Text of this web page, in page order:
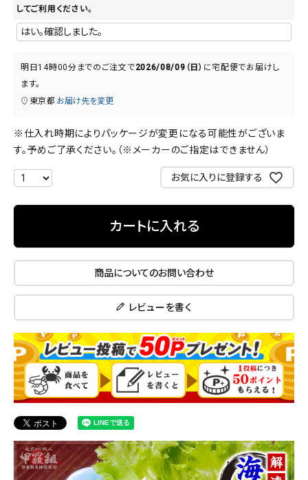
してご利用ください。
明日 14時00分 までのご注文で2026/08/09（日） に宅配便でお届けし
ます。
東京都 お届け先を変更
※仕入れ時期によりパッケージが変更になる可能性がございま
す。予めご了承ください。（※メーカーのご指定はできません）
お気に入りに登録する
カートに入れる
商品についてのお問い合わせ
レビューを書く